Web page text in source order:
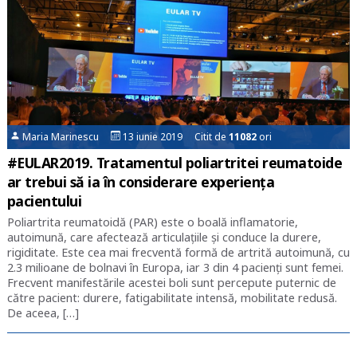
Maria Marinescu 13 iunie 2019 Citit de11082ori
#EULAR2019. Tratamentul poliartritei reumatoide
ar trebui să ia în considerare experiența
pacientului
Poliartrita reumatoidă (PAR) este o boală inflamatorie,
autoimună, care afectează articulațiile și conduce la durere,
rigiditate. Este cea mai frecventă formă de artrită autoimună, cu
2.3 milioane de bolnavi în Europa, iar 3 din 4 pacienți sunt femei.
Frecvent manifestările acestei boli sunt percepute puternic de
către pacient: durere, fatigabilitate intensă, mobilitate redusă.
De aceea, […]